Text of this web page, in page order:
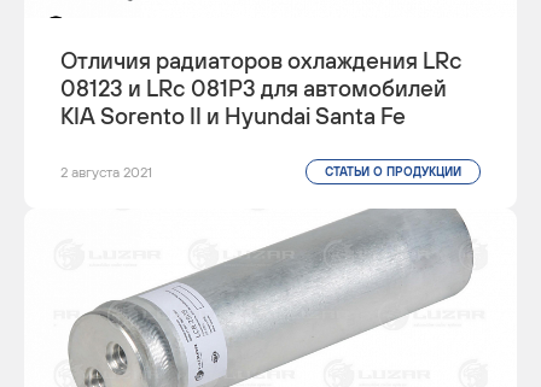
Отличия радиаторов охлаждения LRc
08123 и LRc 081P3 для автомобилей
KIA Sorento II и Hyundai Santa Fe
2 августа 2021 СТАТЬИ О ПРОДУКЦИИ